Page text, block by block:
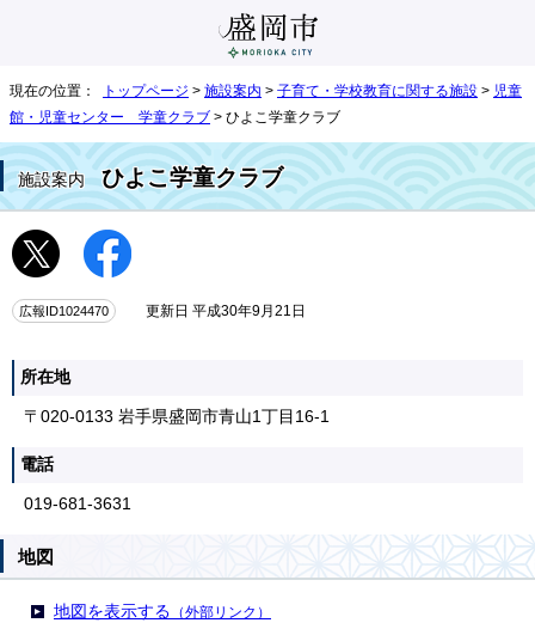
現在の位置： トップページ > 施設案内 > 子育て・学校教育に関する施設 > 児童
館・児童センター 学童クラブ > ひよこ学童クラブ
施設案内ひよこ学童クラブ
広報ID1024470 更新日 平成30年9月21日
所在地
〒020-0133 岩手県盛岡市青山1丁目16-1
電話
019-681-3631
地図
地図を表示する （外部リンク）